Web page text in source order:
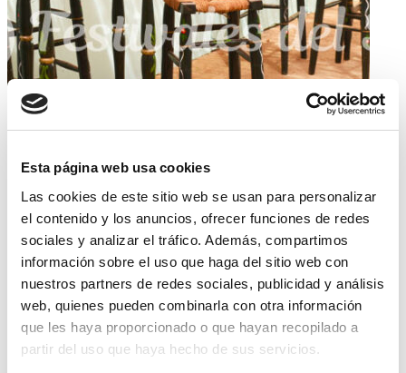
Esta página web usa cookies
Las cookies de este sitio web se usan para personalizar
el contenido y los anuncios, ofrecer funciones de redes
sociales y analizar el tráfico. Además, compartimos
información sobre el uso que haga del sitio web con
nuestros partners de redes sociales, publicidad y análisis
web, quienes pueden combinarla con otra información
que les haya proporcionado o que hayan recopilado a
partir del uso que haya hecho de sus servicios.